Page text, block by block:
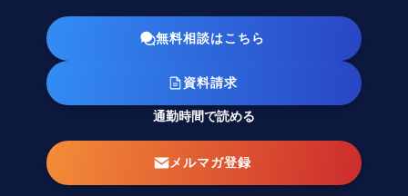
無料相談はこちら
資料請求
通勤時間で読める
メルマガ登録